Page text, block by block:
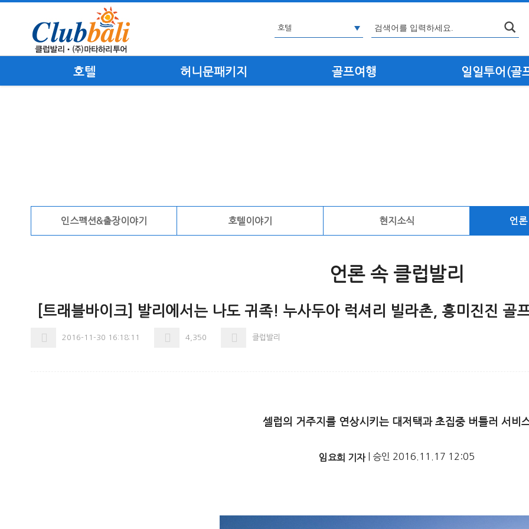
호텔 허니문패키지 골프여행 일일투어(골
인스펙션&출장이야기 호텔이야기 현지소식 언론
언론 속 클럽발리
[트래블바이크] 발리에서는 나도 귀족! 누사두아 럭셔리 빌라촌, 흥미진진 골
2016-11-30 16:18:11 4,350 클럽발리
셀럽의 거주지를 연상시키는 대저택과 초집중 버틀러 서비
임요희 기자 승인 2016.11.17 12:05